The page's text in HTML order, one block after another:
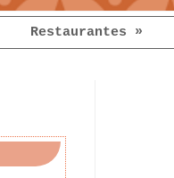
Restaurantes »